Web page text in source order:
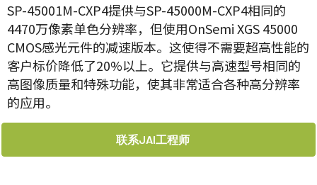
SP-45001M-CXP4提供与SP-45000M-CXP4相同的
4470万像素单色分辨率，但使用OnSemi XGS 45000
CMOS感光元件的减速版本。这使得不需要超高性能的
客户标价降低了20%以上。它提供与高速型号相同的
高图像质量和特殊功能，使其非常适合各种高分辨率
的应用。
联系JAI工程师